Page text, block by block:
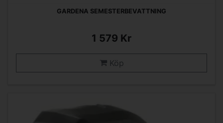
GARDENA SEMESTERBEVATTNING
1 579 Kr
Köp